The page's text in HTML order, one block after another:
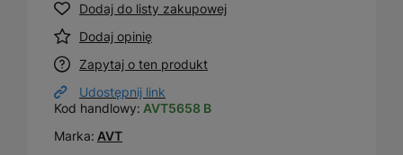
Dodaj do listy zakupowej
Dodaj opinię
Zapytaj o ten produkt
Udostępnij link
Kod handlowy: AVT5658 B
Marka: AVT